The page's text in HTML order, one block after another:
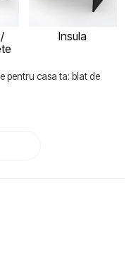
Insula
pentru casa ta: blat de